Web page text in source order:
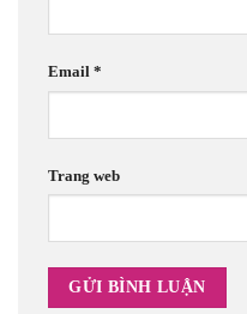
Email *
Trang web